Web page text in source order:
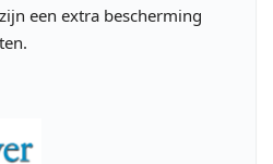
een extra bescherming